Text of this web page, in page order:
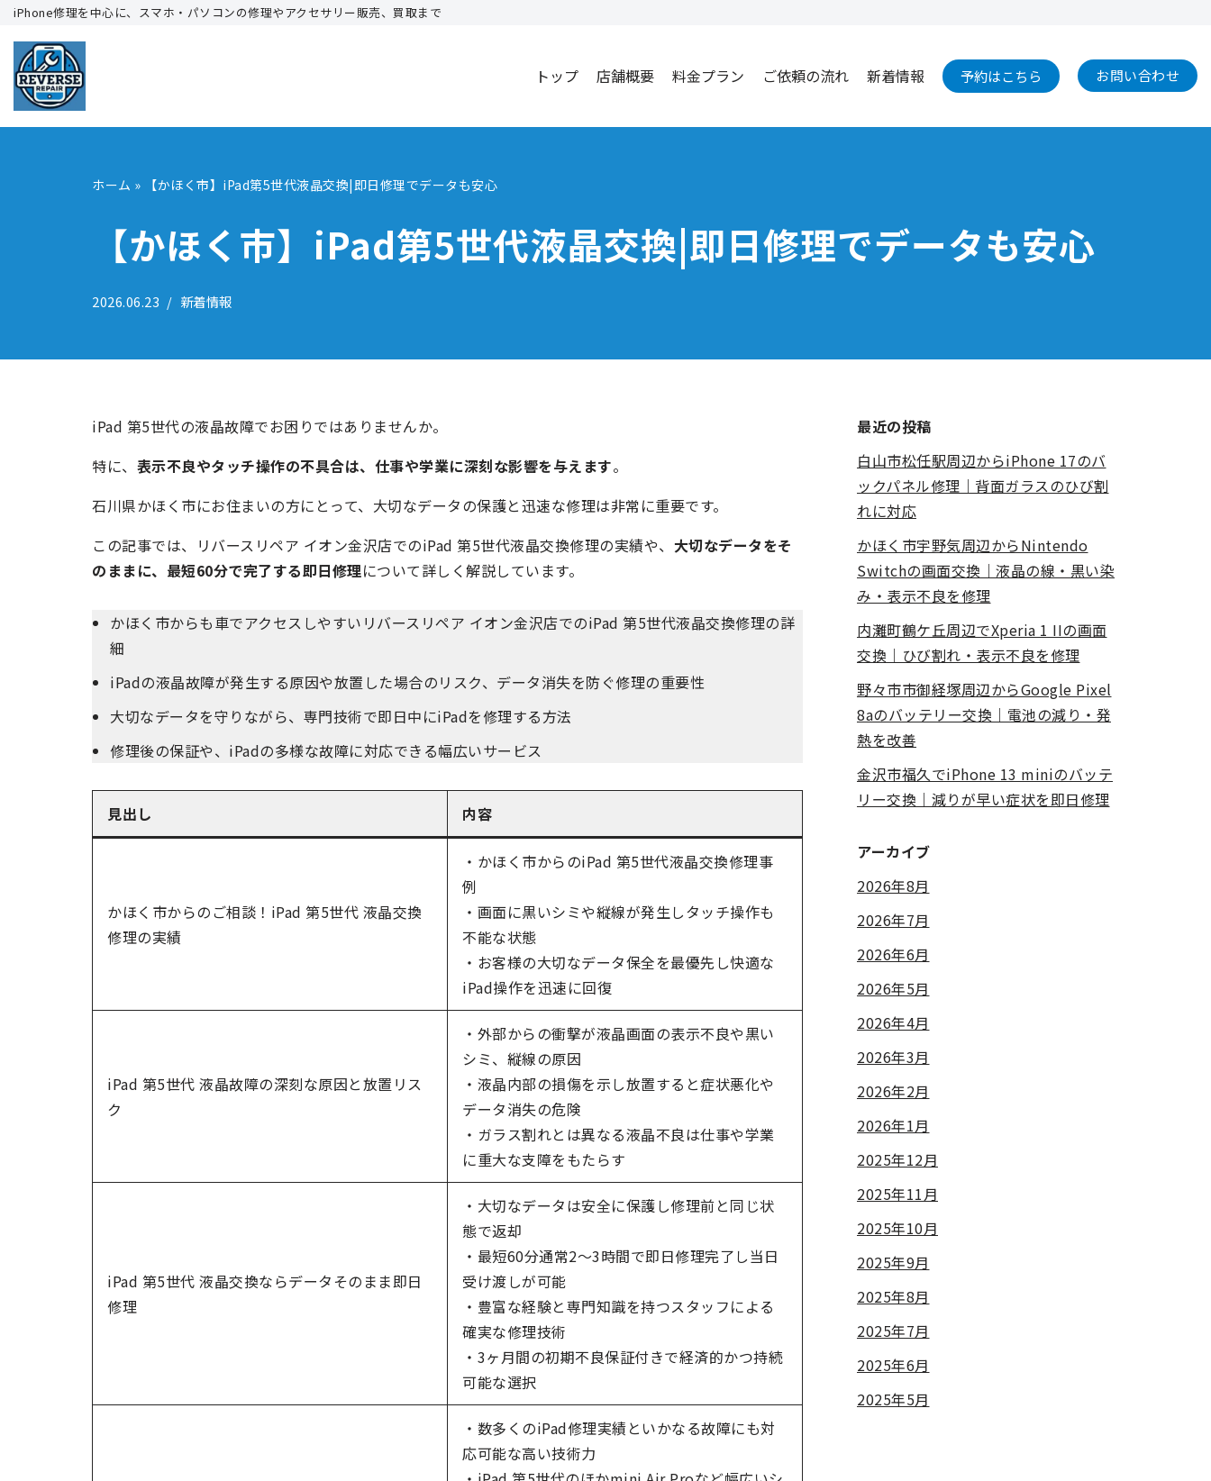
コ
ン
テ
ン
iPhone修理を中心に、スマホ・パソコンの修理やアクセサリー販売、買取まで
トップ 店舗概要 料金プラン ご依頼の流れ 新着情報 予約はこちら お問い合わせ
ホーム » 【かほく市】iPad第5世代液晶交換|即日修理でデータも安心
【かほく市】iPad第5世代液晶交換|即日修理でデータも安心
2026.06.23 新着情報
iPad 第5世代の液晶故障でお困りではありませんか。
特に、 表示不良やタッチ操作の不具合は、仕事や学業に深刻な影響を与えます。
石川県かほく市にお住まいの方にとって、大切なデータの保護と迅速な修理は非常に重要です。
この記事では、リバースリペア イオン金沢店でのiPad 第5世代液晶交換修理の実績や、 大切なデータをそ
のままに、最短60分で完了する即日修理について詳しく解説しています。
かほく市からも車でアクセスしやすいリバースリペア イオン金沢店でのiPad 第5世代液晶交換修理の詳
細
iPadの液晶故障が発生する原因や放置した場合のリスク、データ消失を防ぐ修理の重要性
大切なデータを守りながら、専門技術で即日中にiPadを修理する方法
修理後の保証や、iPadの多様な故障に対応できる幅広いサービス
見出し 内容
かほく市からのご相談！iPad 第5世代 液晶交換
修理の実績
・かほく市からのiPad 第5世代液晶交換修理事
例
・画面に黒いシミや縦線が発生しタッチ操作も
不能な状態
・お客様の大切なデータ保全を最優先し快適な
iPad操作を迅速に回復
iPad 第5世代 液晶故障の深刻な原因と放置リス
ク
・外部からの衝撃が液晶画面の表示不良や黒い
シミ、縦線の原因
・液晶内部の損傷を示し放置すると症状悪化や
データ消失の危険
・ガラス割れとは異なる液晶不良は仕事や学業
に重大な支障をもたらす
iPad 第5世代 液晶交換ならデータそのまま即日
修理
・大切なデータは安全に保護し修理前と同じ状
態で返却
・最短60分通常2〜3時間で即日修理完了し当日
受け渡しが可能
・豊富な経験と専門知識を持つスタッフによる
確実な修理技術
・3ヶ月間の初期不良保証付きで経済的かつ持続
可能な選択
・数多くのiPad修理実績といかなる故障にも対
応可能な高い技術力
最近の投稿
白山市松任駅周辺からiPhone 17のバ
ックパネル修理｜背面ガラスのひび割
れに対応
かほく市宇野気周辺からNintendo
Switchの画面交換｜液晶の線・黒い染
み・表示不良を修理
内灘町鶴ケ丘周辺でXperia 1 IIの画面
交換｜ひび割れ・表示不良を修理
野々市市御経塚周辺からGoogle Pixel
8aのバッテリー交換｜電池の減り・発
熱を改善
金沢市福久でiPhone 13 miniのバッテ
リー交換｜減りが早い症状を即日修理
アーカイブ
2026年8月
2026年7月
2026年6月
2026年5月
2026年4月
2026年3月
2026年2月
2026年1月
2025年12月
2025年11月
2025年10月
2025年9月
2025年8月
2025年7月
2025年6月
2025年5月